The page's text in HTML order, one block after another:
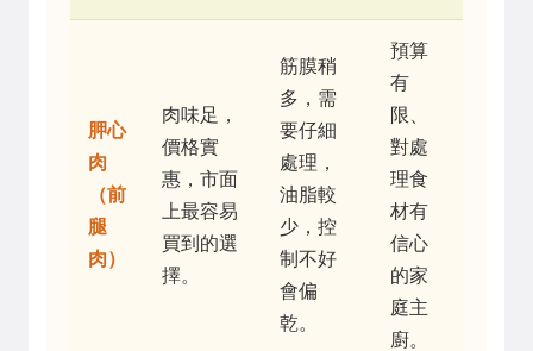
胛心
肉
（前
腿
肉）
肉味足，
價格實
惠，市面
上最容易
買到的選
擇。
筋膜稍
多，需
要仔細
處理，
油脂較
少，控
制不好
會偏
乾。
預算
有
限、
對處
理食
材有
信心
的家
庭主
廚。